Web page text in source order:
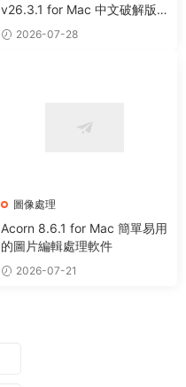
v26.3.1 for Mac 中文破解版
視頻音頻編碼器
2026-07-28
圖像處理
Acorn 8.6.1 for Mac 簡單易用
的圖片編輯處理軟件
2026-07-21